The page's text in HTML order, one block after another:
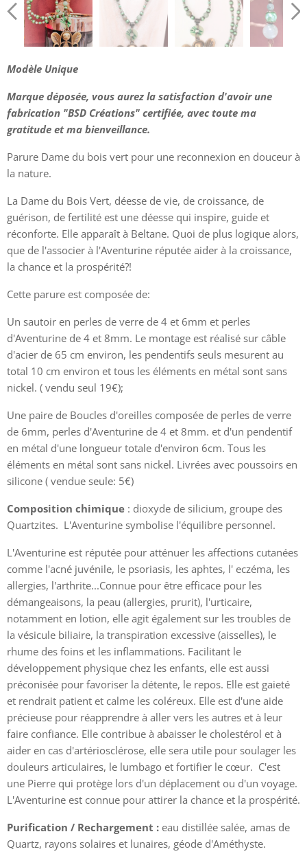
Sautoir Dame du Bois Vert
Sautoir Dame du Bois Vert
Boucles Dame du Bois Vert
Modèle Unique
Marque déposée, vous aurez la satisfaction d'avoir une
fabrication "BSD Créations" certifiée, avec toute ma
gratitude et ma bienveillance.
Parure Dame du bois vert pour une reconnexion en douceur à
la nature.
La Dame du Bois Vert, déesse de vie, de croissance, de
guérison, de fertilité est une déesse qui inspire, guide et
réconforte. Elle apparaît à Beltane. Quoi de plus logique alors,
que de l'associer à l'Aventurine réputée aider à la croissance,
la chance et la prospérité?!
Cette parure est composée de:
Un sautoir en perles de verre de 4 et 6mm et perles
d'Aventurine de 4 et 8mm. Le montage est réalisé sur câble
d'acier de 65 cm environ, les pendentifs seuls mesurent au
total 10 cm environ et tous les éléments en métal sont sans
nickel. ( vendu seul 19€);
Une paire de Boucles d'oreilles composée de perles de verre
de 6mm, perles d'Aventurine de 4 et 8mm. et d'un pendentif
en métal d'une longueur totale d'environ 6cm. Tous les
éléments en métal sont sans nickel. Livrées avec poussoirs en
silicone ( vendue seule: 5€)
Composition chimique : dioxyde de silicium, groupe des
Quartzites. L'Aventurine symbolise l'équilibre personnel.
L'Aventurine est réputée pour atténuer les affections cutanées
comme l'acné juvénile, le psoriasis, les aphtes, l' eczéma, les
allergies, l'arthrite...Connue pour être efficace pour les
démangeaisons, la peau (allergies, prurit), l'urticaire,
notamment en lotion, elle agit également sur les troubles de
la vésicule biliaire, la transpiration excessive (aisselles), le
rhume des foins et les inflammations. Facilitant le
développement physique chez les enfants, elle est aussi
préconisée pour favoriser la détente, le repos. Elle est gaieté
et rendrait patient et calme les coléreux. Elle est d'une aide
précieuse pour réapprendre à aller vers les autres et à leur
faire confiance. Elle contribue à abaisser le cholestérol et à
aider en cas d'artériosclérose, elle sera utile pour soulager les
douleurs articulaires, le lumbago et fortifier le cœur. C'est
une Pierre qui protège lors d'un déplacement ou d'un voyage.
L'Aventurine est connue pour attirer la chance et la prospérité.
Purification / Rechargement : eau distillée salée, amas de
Quartz, rayons solaires et lunaires, géode d'Améthyste.